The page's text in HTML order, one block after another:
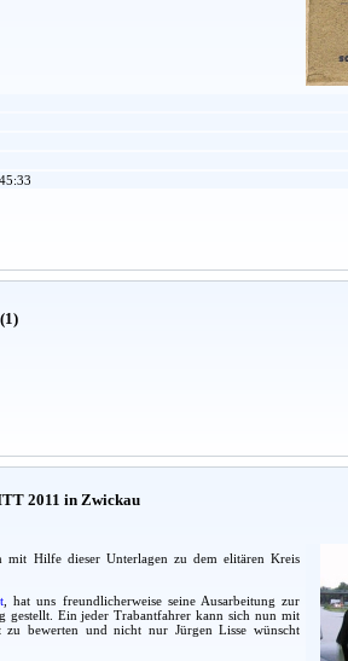
2011 in Zwickau
mit Hilfe dieser Unterlagen zu dem elitären Kreis
, hat uns freundlicherweise seine Ausarbeitung zur
Ein jeder Trabantfahrer kann sich nun mit
zu bewerten und nicht nur Jürgen Lisse wünscht